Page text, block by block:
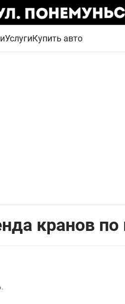
УслугиКупить авто
кранов по